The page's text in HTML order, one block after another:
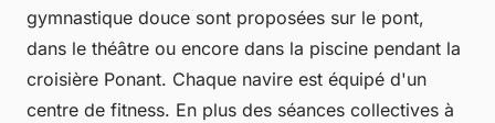
gymnastique douce sont proposées sur le pont,
dans le théâtre ou encore dans la piscine pendant la
croisière Ponant. Chaque navire est équipé d'un
centre de fitness. En plus des séances collectives à